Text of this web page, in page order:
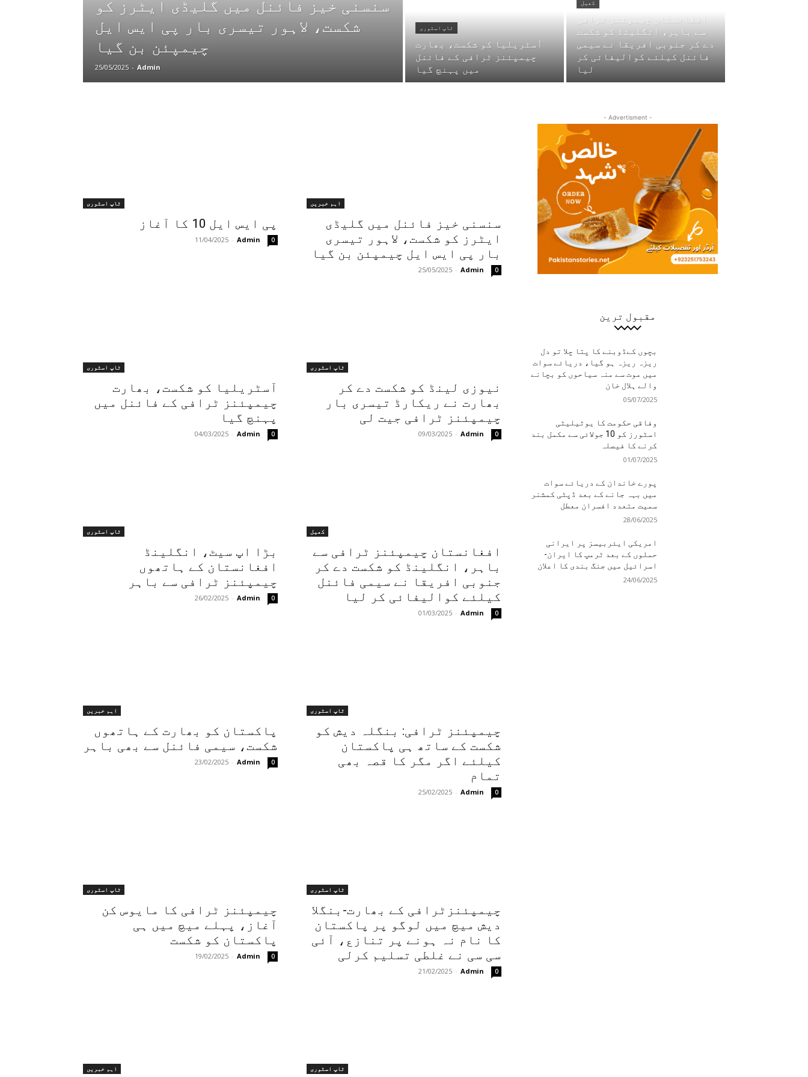
سنسنی خیز فائنل میں گلیڈی ایٹرز کو
شکست، لاہور تیسری بار پی ایس ایل
چیمپئن بن گیا
Admin
-
25/05/2025
ٹاپ اسٹوری
آسٹریلیا کو شکست، بھارت
چیمپئنز ٹرافی کے فائنل
میں پہنچ گیا
کھیل
افغانستان چیمپئنز ٹرافی
سے باہر، انگلینڈ کو شکست
دے کر جنوبی افریقا نے سیمی
فائنل کیلئے کوالیفائی کر
لیا
اہم خبریں
سنسنی خیز فائنل میں گلیڈی
ایٹرز کو شکست، لاہور تیسری
بار پی ایس ایل چیمپئن بن گیا
Admin
-
25/05/2025 0
ٹاپ اسٹوری
پی ایس ایل 10 کا آغاز
Admin
-
11/04/2025 0
ٹاپ اسٹوری
نیوزی لینڈ کو شکست دے کر
بھارت نے ریکارڈ تیسری بار
چیمپئنز ٹرافی جیت لی
Admin
-
09/03/2025 0
ٹاپ اسٹوری
آسٹریلیا کو شکست، بھارت
چیمپئنز ٹرافی کے فائنل میں
پہنچ گیا
Admin
-
04/03/2025 0
کھیل
افغانستان چیمپئنز ٹرافی سے
باہر، انگلینڈ کو شکست دے کر
جنوبی افریقا نے سیمی فائنل
کیلئے کوالیفائی کر لیا
Admin
-
01/03/2025 0
ٹاپ اسٹوری
بڑا اپ سیٹ، انگلینڈ
افغانستان کے ہاتھوں
چیمپئنز ٹرافی سے باہر
Admin
-
26/02/2025 0
ٹاپ اسٹوری
چیمپئنز ٹرافی: بنگلہ دیش کو
شکست کے ساتھ ہی پاکستان
کیلئے اگر مگر کا قصہ بھی
تمام
Admin
-
25/02/2025 0
اہم خبریں
پاکستان کو بھارت کے ہاتھوں
شکست، سیمی فائنل سے بھی باہر
Admin
-
23/02/2025 0
ٹاپ اسٹوری
چیمپئنزٹرافی کے بھارت-بنگلا
دیش میچ میں لوگو پر پاکستان
کا نام نہ ہونے پر تنازع، آئی
سی سی نے غلطی تسلیم کرلی
Admin
-
21/02/2025 0
ٹاپ اسٹوری
چیمپئنز ٹرافی کا مایوس کن
آغاز، پہلے میچ میں ہی
پاکستان کو شکست
Admin
-
19/02/2025 0
ٹاپ اسٹوری اہم خبریں
- Advertisment -
مقبول ترین
بچوں کےڈوبنے کا پتا چلا تو دل
ریزہ ریزہ ہو گیا، دریائے سوات
میں موت سے منہ سیاحوں کو بچانے
والے ہلال خان
05/07/2025
وفاقی حکومت کا یوٹیلیٹی
اسٹورز کو 10 جولائی سے مکمل بند
کرنے کا فیصلہ
01/07/2025
پورے خاندان کے دریائے سوات
میں بہہ جانے کے بعد ڈپٹی کمشنر
سمیت متعدد افسران معطل
28/06/2025
امریکی ایئربیسز پر ایرانی
حملوں کے بعد ٹرمپ کا ایران-
اسرائیل میں جنگ بندی کا اعلان
24/06/2025